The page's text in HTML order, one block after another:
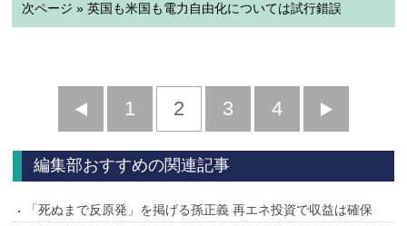
次ページ » 英国も米国も電力自由化については試行錯誤
前
へ
1 2 3 4
へ
編集部おすすめの関連記事
「死ぬまで反原発」を掲げる孫正義 再エネ投資で収益は確保